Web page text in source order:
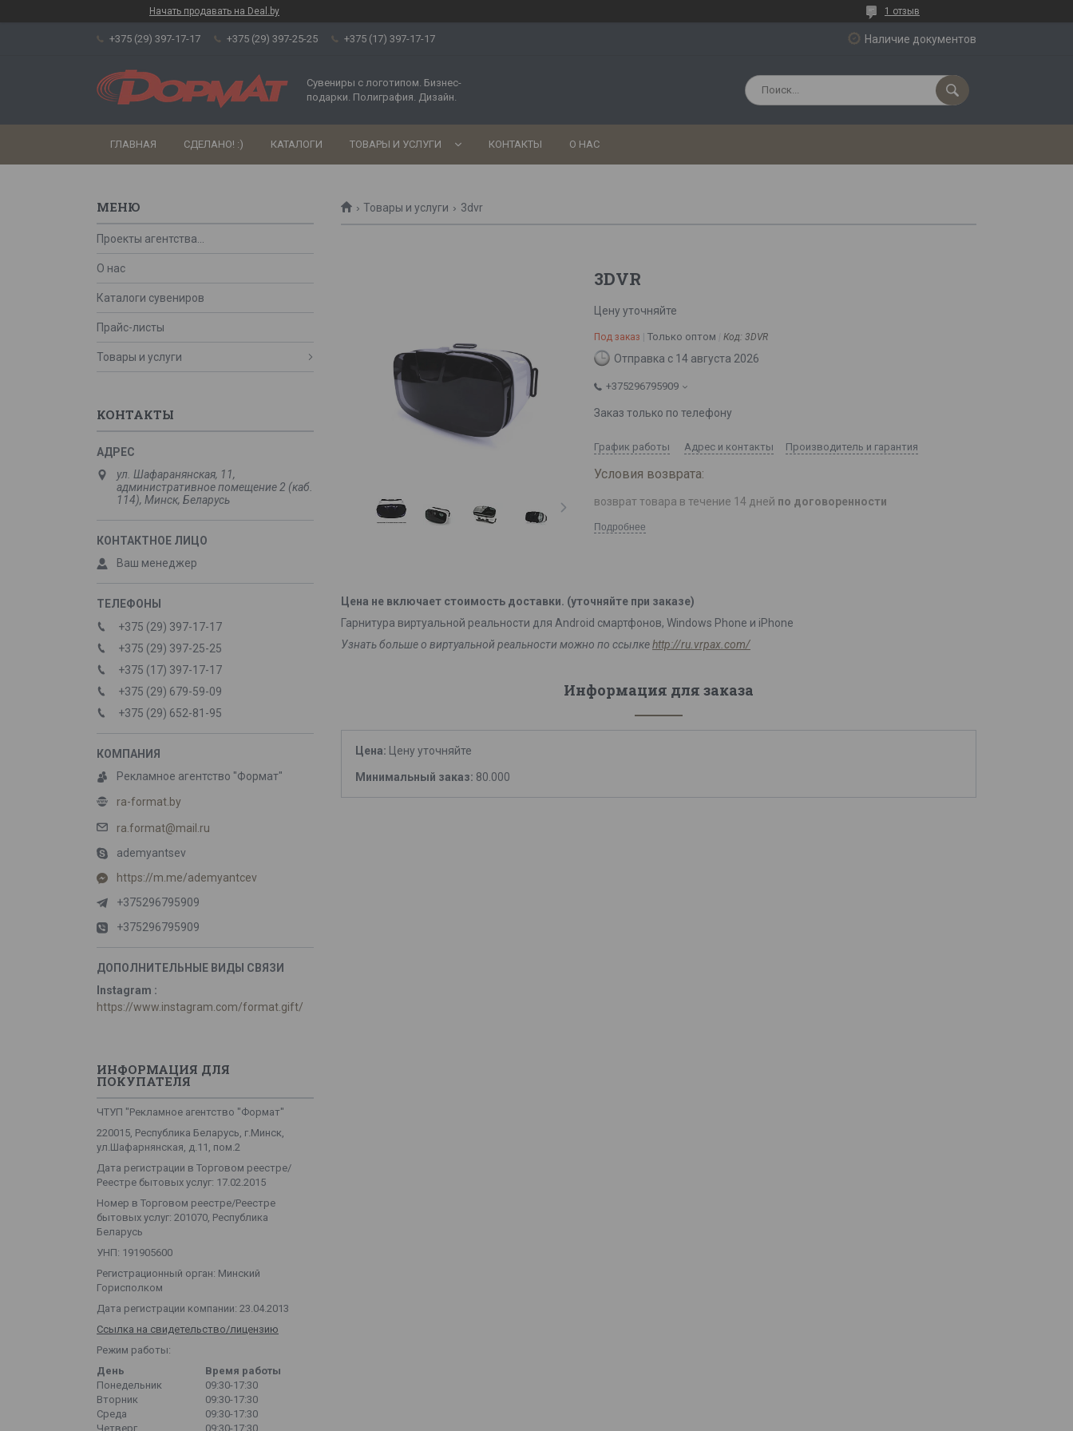
Начать продавать на Deal.by 1 отзыв
+375 (29) 397-17-17 +375 (29) 397-25-25 +375 (17) 397-17-17 Наличие документов
Сувениры с логотипом. Бизнес-
подарки. Полиграфия. Дизайн.
ГЛАВНАЯ СДЕЛАНО! :) КАТАЛОГИ ТОВАРЫ И УСЛУГИ КОНТАКТЫ О НАС
Товары и услуги 3dvr
3DVR
Цену уточняйте
Под заказ Только оптом Код: 3DVR
Отправка с 14 августа 2026
+375296795909
Заказ только по телефону
График работы Адрес и контакты Производитель и гарантия
возврат товара в течение 14 дней по договоренности
Подробнее
Цена не включает стоимость доставки. (уточняйте при заказе)
Гарнитура виртуальной реальности для Android смартфонов, Windows Phone и iPhone
Узнать больше о виртуальной реальности можно по ссылкеhttp://ru.vrpax.com/
Информация для заказа
Цена: Цену уточняйте
Минимальный заказ: 80.000
Проекты агентства...
О нас
Каталоги сувениров
Прайс-листы
Товары и услуги
КОНТАКТЫ
ул. Шафаранянская, 11,
административное помещение 2 (каб.
114), Минск, Беларусь
Ваш менеджер
+375 (29) 397-17-17
+375 (29) 397-25-25
+375 (17) 397-17-17
+375 (29) 679-59-09
+375 (29) 652-81-95
Рекламное агентство "Формат"
ra-format.by
ra.format@mail.ru
ademyantsev
https://m.me/ademyantcev
+375296795909
+375296795909
Instagram
https://www.instagram.com/format.gift/
ИНФОРМАЦИЯ ДЛЯ
ПОКУПАТЕЛЯ
ЧТУП "Рекламное агентство "Формат"
220015, Республика Беларусь, г.Минск,
ул.Шафарнянская, д.11, пом.2
Дата регистрации в Торговом реестре/
Реестре бытовых услуг: 17.02.2015
Номер в Торговом реестре/Реестре
бытовых услуг: 201070, Республика
Беларусь
УНП: 191905600
Регистрационный орган: Минский
Горисполком
Дата регистрации компании: 23.04.2013
Ссылка на свидетельство/лицензию
Режим работы:
День
Время работы
Понедельник
09:30-17:30
Вторник
09:30-17:30
Среда
09:30-17:30
Четверг
09:30-17:30